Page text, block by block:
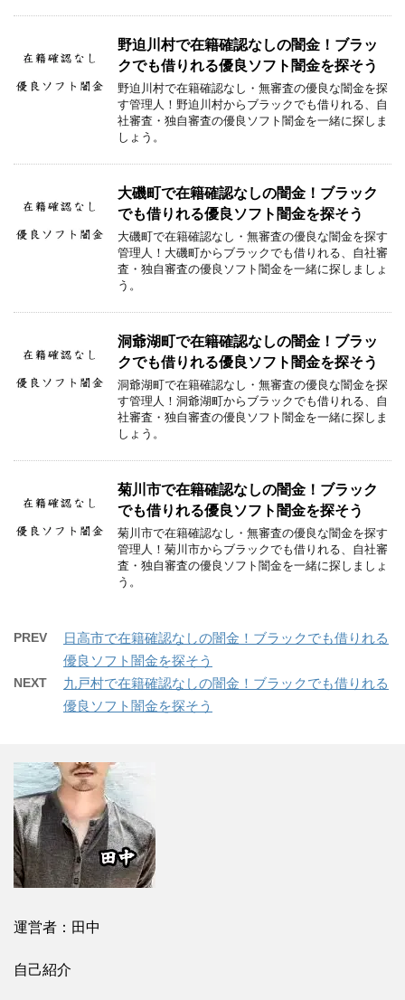
野迫川村で在籍確認なしの闇金！ブラッ
クでも借りれる優良ソフト闇金を探そう
野迫川村で在籍確認なし・無審査の優良な闇金を探
す管理人！野迫川村からブラックでも借りれる、自
社審査・独自審査の優良ソフト闇金を一緒に探しま
しょう。
大磯町で在籍確認なしの闇金！ブラック
でも借りれる優良ソフト闇金を探そう
大磯町で在籍確認なし・無審査の優良な闇金を探す
管理人！大磯町からブラックでも借りれる、自社審
査・独自審査の優良ソフト闇金を一緒に探しましょ
う。
洞爺湖町で在籍確認なしの闇金！ブラッ
クでも借りれる優良ソフト闇金を探そう
洞爺湖町で在籍確認なし・無審査の優良な闇金を探
す管理人！洞爺湖町からブラックでも借りれる、自
社審査・独自審査の優良ソフト闇金を一緒に探しま
しょう。
菊川市で在籍確認なしの闇金！ブラック
でも借りれる優良ソフト闇金を探そう
菊川市で在籍確認なし・無審査の優良な闇金を探す
管理人！菊川市からブラックでも借りれる、自社審
査・独自審査の優良ソフト闇金を一緒に探しましょ
う。
PREV
日高市で在籍確認なしの闇金！ブラックでも借りれる
優良ソフト闇金を探そう
NEXT
九戸村で在籍確認なしの闇金！ブラックでも借りれる
優良ソフト闇金を探そう
運営者：田中
自己紹介